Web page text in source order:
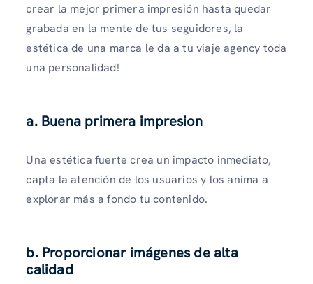
crear la mejor primera impresión hasta quedar
grabada en la mente de tus seguidores, la
estética de una marca le da a tu viaje agency toda
una personalidad!
a. Buena primera impresion
Una estética fuerte crea un impacto inmediato,
capta la atención de los usuarios y los anima a
explorar más a fondo tu contenido.
b. Proporcionar imágenes de alta
calidad